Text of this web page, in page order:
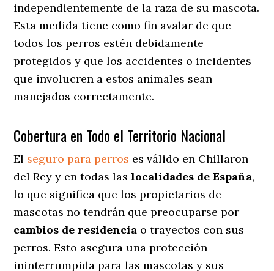
independientemente de la raza de su mascota.
Esta medida tiene como fin avalar de que
todos los perros estén debidamente
protegidos y que los accidentes o incidentes
que involucren a estos animales sean
manejados correctamente.
Cobertura en Todo el Territorio Nacional
El seguro para perros es válido en Chillaron
del Rey y en todas laslocalidades de España,
lo que significa que los propietarios de
mascotas no tendrán que preocuparse por
cambios de residencia o trayectos con sus
perros. Esto asegura una protección
ininterrumpida para las mascotas y sus